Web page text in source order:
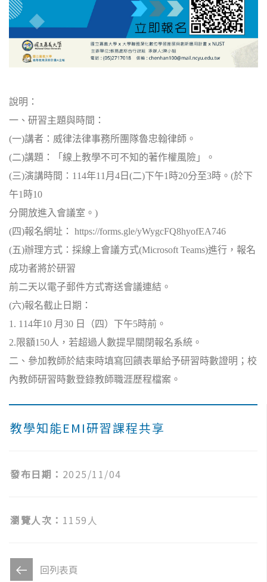
教學知能EMI研習課程共享
發布日期： 2025/11/04
瀏覽人次： 1159人
回列表頁
說明：
一、研習主題與時間：
(一)講者：威律法律事務所團隊魯忠翰律師。
(二)講題：「線上教學不可不知的著作權風險」。
(三)演講時間：114年11月4日(二)下午1時20分至3時。(於下
午1時10
分開放進入會議室。)
(四)報名網址： https://forms.gle/yWygcFQ8hyofEA746
(五)辦理方式：採線上會議方式(Microsoft Teams)進行， 報名
成功者將於研習
前二天以電子郵件方式寄送會議連結。
(六)報名截止日期：
1. 114年10 月30 日 （四）下午5時前。
2. 限額150人，若超過人數提早關閉報名系統。
二、參加教師於結束時填寫回饋表單給予研習時數證明；校
內教師研習時數登錄教師職涯歷程檔案。